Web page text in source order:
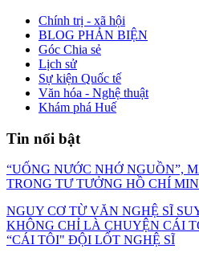
Chính trị - xã hội
BLOG PHẢN BIỆN
Góc Chia sẻ
Lịch sử
Sự kiện Quốc tế
Văn hóa - Nghệ thuật
Khám phá Huế
Tin nổi bật
“UỐNG NƯỚC NHỚ NGUỒN”,
TRONG TƯ TƯỞNG HỒ CHÍ
NGUY CƠ TỪ VĂN NGHỆ SĨ
KHÔNG CHỈ LÀ CHUYỆN CÁI
“CÁI TÔI" ĐỘI LỐT NGHỆ SĨ